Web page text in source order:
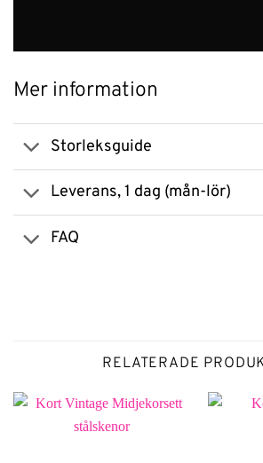
Mer information
Storleksguide
Leverans, 1 dag (mån-lör)
FAQ
RELATERADE